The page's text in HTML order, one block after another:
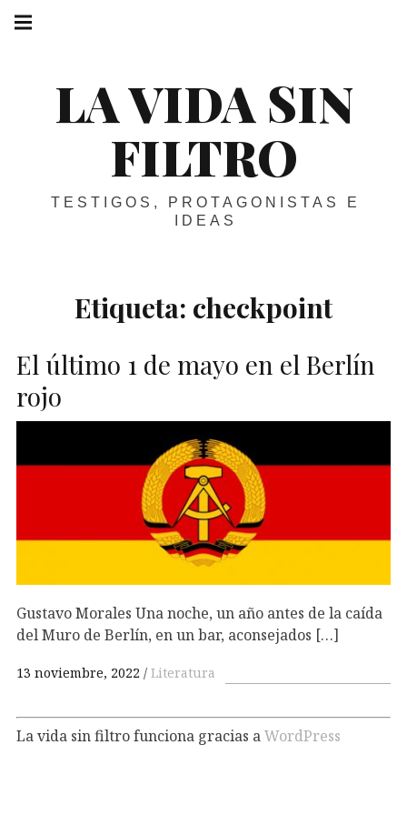
Skip
LA VIDA SIN
FILTRO
TESTIGOS, PROTAGONISTAS E
IDEAS
navigation
Etiqueta: checkpoint
El último 1 de mayo en el Berlín
rojo
Gustavo Morales Una noche, un año antes de la caída
del Muro de Berlín, en un bar, aconsejados […]
13 noviembre, 2022 Literatura
La vida sin filtro funciona gracias aWordPress